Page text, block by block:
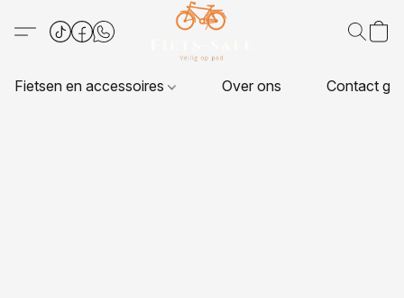
Fietsen en accessoires Over ons Contact